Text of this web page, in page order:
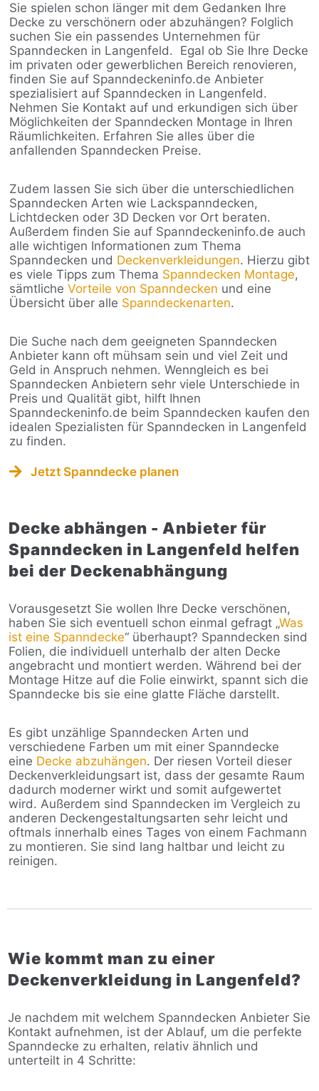
Sie spielen schon länger mit dem Gedanken Ihre
Decke zu verschönern oder abzuhängen? Folglich
suchen Sie ein passendes Unternehmen für
Spanndecken in Langenfeld. Egal ob Sie Ihre Decke
im privaten oder gewerblichen Bereich renovieren,
finden Sie auf Spanndeckeninfo.de Anbieter
spezialisiert auf Spanndecken in Langenfeld.
Nehmen Sie Kontakt auf und erkundigen sich über
Möglichkeiten der Spanndecken Montage in Ihren
Räumlichkeiten. Erfahren Sie alles über die
anfallenden Spanndecken Preise.
Zudem lassen Sie sich über die unterschiedlichen
Spanndecken Arten wie Lackspanndecken,
Lichtdecken oder 3D Decken vor Ort beraten.
Außerdem finden Sie auf Spanndeckeninfo.de auch
alle wichtigen Informationen zum Thema
Spanndecken und Deckenverkleidungen. Hierzu gibt
es viele Tipps zum Thema Spanndecken Montage,
sämtliche Vorteile von Spanndecken und eine
Übersicht über alle Spanndeckenarten.
Die Suche nach dem geeigneten Spanndecken
Anbieter kann oft mühsam sein und viel Zeit und
Geld in Anspruch nehmen. Wenngleich es bei
Spanndecken Anbietern sehr viele Unterschiede in
Preis und Qualität gibt, hilft Ihnen
Spanndeckeninfo.de beim Spanndecken kaufen den
idealen Spezialisten für Spanndecken in Langenfeld
zu finden.
Jetzt Spanndecke planen
Decke abhängen - Anbieter für
Spanndecken in Langenfeld helfen
bei der Deckenabhängung
Vorausgesetzt Sie wollen Ihre Decke verschönen,
haben Sie sich eventuell schon einmal gefragt „Was
ist eine Spanndecke“ überhaupt? Spanndecken sind
Folien, die individuell unterhalb der alten Decke
angebracht und montiert werden. Während bei der
Montage Hitze auf die Folie einwirkt, spannt sich die
Spanndecke bis sie eine glatte Fläche darstellt.
Es gibt unzählige Spanndecken Arten und
verschiedene Farben um mit einer Spanndecke
eine Decke abzuhängen. Der riesen Vorteil dieser
Deckenverkleidungsart ist, dass der gesamte Raum
dadurch moderner wirkt und somit aufgewertet
wird. Außerdem sind Spanndecken im Vergleich zu
anderen Deckengestaltungsarten sehr leicht und
oftmals innerhalb eines Tages von einem Fachmann
zu montieren. Sie sind lang haltbar und leicht zu
reinigen.
Wie kommt man zu einer
Deckenverkleidung in Langenfeld?
Je nachdem mit welchem Spanndecken Anbieter Sie
Kontakt aufnehmen, ist der Ablauf, um die perfekte
Spanndecke zu erhalten, relativ ähnlich und
unterteilt in 4 Schritte: